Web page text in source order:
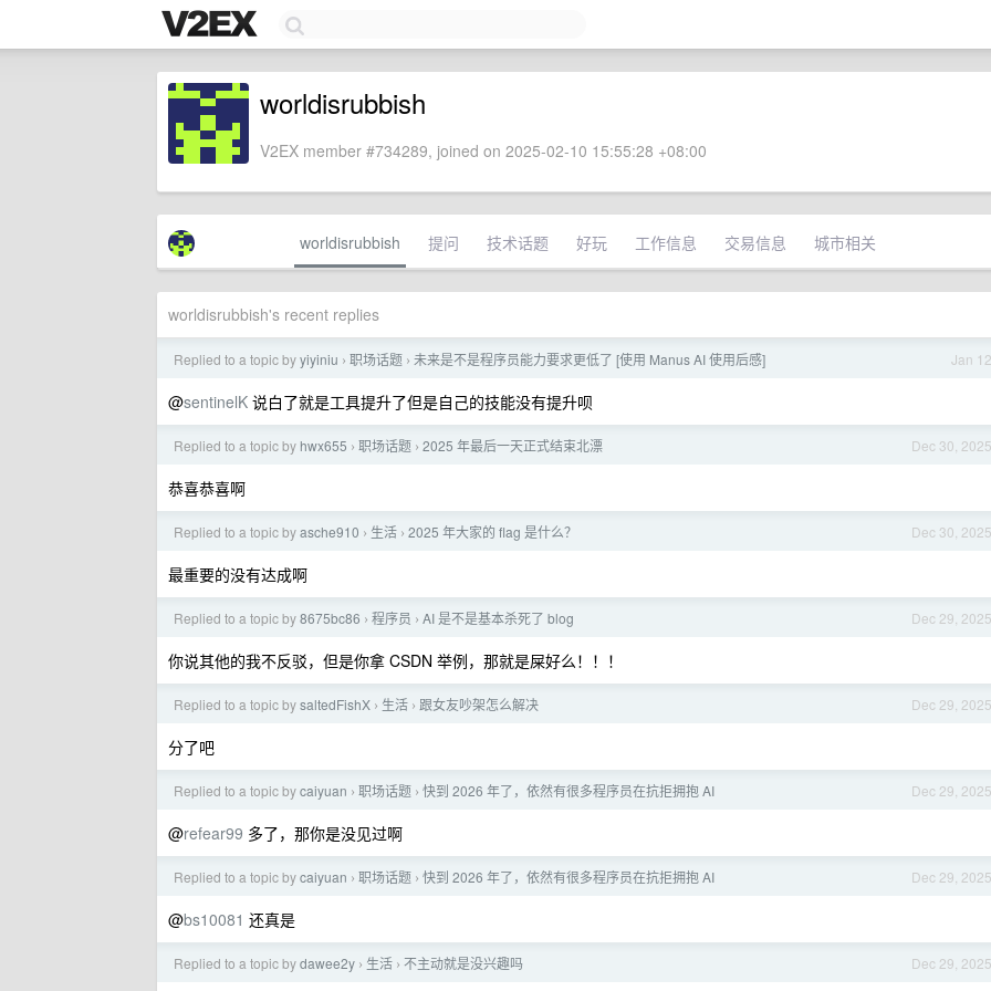
worldisrubbish
V2EX member #734289, joined on 2025-02-10 15:55:28 +08:00
worldisrubbish 提问 技术话题 好玩 工作信息 交易信息 城市相关
worldisrubbish's recent replies
Jan 12
Replied to a topic byyiyiniu › 职场话题 › 未来是不是程序员能力要求更低了 [使用 Manus AI 使用后感]
@sentinelK 说白了就是工具提升了但是自己的技能没有提升呗
Dec 30, 2025
Replied to a topic by hwx655 › 职场话题 › 2025 年最后一天正式结束北漂
恭喜恭喜啊
Dec 30, 2025
Replied to a topic byasche910 › 生活 › 2025 年大家的 flag 是什么？
最重要的没有达成啊
Dec 29, 2025
Replied to a topic by8675bc86 › 程序员 › AI 是不是基本杀死了 blog
你说其他的我不反驳，但是你拿 CSDN 举例，那就是屎好么！！！
Dec 29, 2025
Replied to a topic bysaltedFishX › 生活 › 跟女友吵架怎么解决
分了吧
Dec 29, 2025
Replied to a topic bycaiyuan › 职场话题 › 快到 2026 年了，依然有很多程序员在抗拒拥抱 AI
@refear99 多了，那你是没见过啊
Dec 29, 2025
Replied to a topic bycaiyuan › 职场话题 › 快到 2026 年了，依然有很多程序员在抗拒拥抱 AI
@bs10081 还真是
Dec 29, 2025
Replied to a topic bydawee2y › 生活 › 不主动就是没兴趣吗